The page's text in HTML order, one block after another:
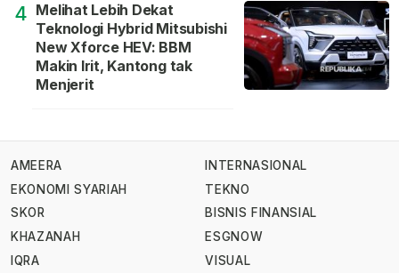
4 Melihat Lebih Dekat
Teknologi Hybrid Mitsubishi
New Xforce HEV: BBM
Makin Irit, Kantong tak
Menjerit
AMEERA
EKONOMI SYARIAH
SKOR
KHAZANAH
IQRA
INTERNASIONAL
TEKNO
BISNIS FINANSIAL
ESGNOW
VISUAL